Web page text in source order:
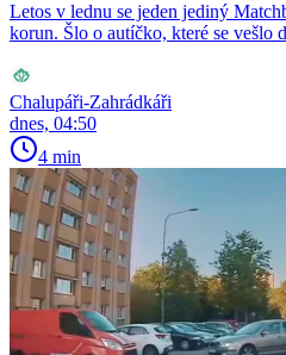
Letos v lednu se jeden jediný
korun. Šlo o autíčko, které se vešlo
Chalupáři-Zahrádkáři
dnes, 04:50
4 min